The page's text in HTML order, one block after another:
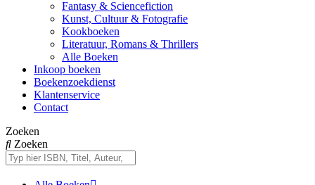
Fantasy & Sciencefiction
Kunst, Cultuur & Fotografie
Kookboeken
Literatuur, Romans & Thrillers
Alle Boeken
Inkoop boeken
Boekenzoekdienst
Klantenservice
Contact
Zoeken
Zoeken